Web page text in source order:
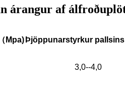
árangur af
（ Mpa) Þjöppunarstyrkur pallsins
3,0--4,0